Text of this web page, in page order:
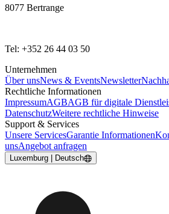
8077 Bertrange
Tel: +352 26 44 03 50
Unternehmen
Über unsNews & EventsNewsletter
Rechtliche Informationen
ImpressumAGBAGB für digitale
DatenschutzWeitere rechtliche Hinweise
Support & Services
Unsere ServicesGarantie Informationen
unsAngebot anfragen
Luxemburg | Deutsch